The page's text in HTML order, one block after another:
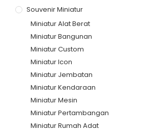
Souvenir Miniatur
Miniatur Alat Berat
Miniatur Bangunan
Miniatur Custom
Miniatur Icon
Miniatur Jembatan
Miniatur Kendaraan
Miniatur Mesin
Miniatur Pertambangan
Miniatur Rumah Adat